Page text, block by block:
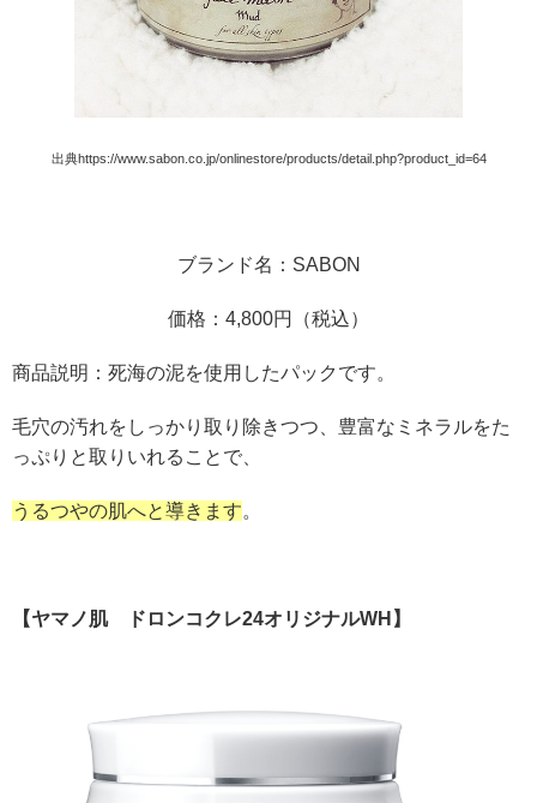
出典https://www.sabon.co.jp/onlinestore/products/detail.php?product_id=64
ブランド名：SABON
価格：4,800円（税込）
商品説明：死海の泥を使用したパックです。
毛穴の汚れをしっかり取り除きつつ、豊富なミネラルをた
っぷりと取りいれることで、
うるつやの肌へと導きます。
【ヤマノ肌 ドロンコクレ24オリジナルWH】